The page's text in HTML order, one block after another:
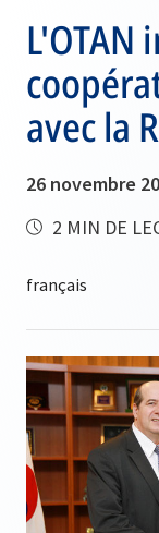
L'OTAN
avec la
26 novembre
2 MIN DE